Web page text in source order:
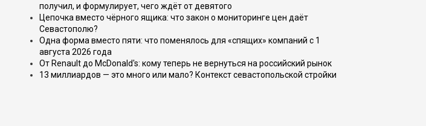
получил, и формулирует, чего ждёт от девятого
Цепочка вместо чёрного ящика: что закон о мониторинге цен даёт
Севастополю?
Одна форма вместо пяти: что поменялось для «спящих» компаний с 1
августа 2026 года
От Renault до McDonald's: кому теперь не вернуться на российский рынок
13 миллиардов — это много или мало? Контекст севастопольской стройки